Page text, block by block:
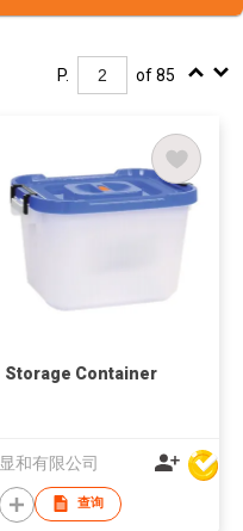
P. of 85
Storage Container
显和有限公司
查询